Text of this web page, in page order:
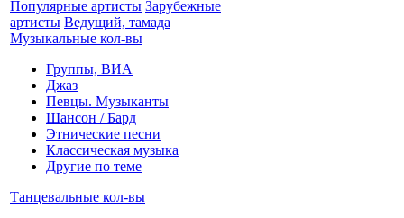
Популярные артисты Зарубежные
артисты Ведущий, тамада
Музыкальные кол-вы
Группы, ВИА
Джаз
Певцы. Музыканты
Шансон / Бард
Этнические песни
Классическая музыка
Другие по теме
Танцевальные кол-вы